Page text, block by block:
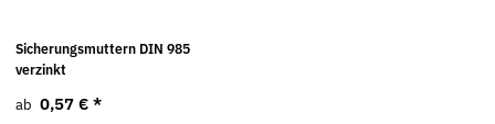
Sicherungsmuttern DIN 985
verzinkt
ab 0,57 € *